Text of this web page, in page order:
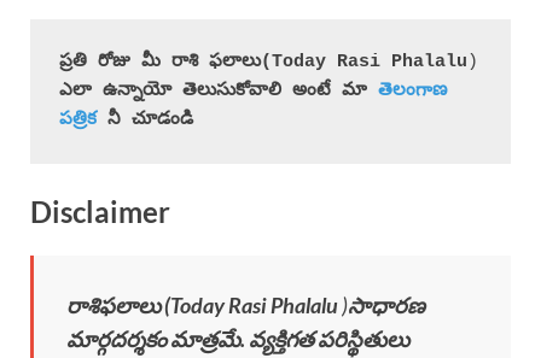
ప్రతి రోజు మీ రాశి ఫలాలు(Today Rasi Phalalu )
ఎలా ఉన్నాయో తెలుసుకోవాలి అంటే మా తెలంగాణ
పత్రిక నీ చూడండి
Disclaimer
రాశిఫలాలు (Today Rasi Phalalu)సాధారణ
మార్గదర్శకం మాత్రమే. వ్యక్తిగత పరిస్థితులు